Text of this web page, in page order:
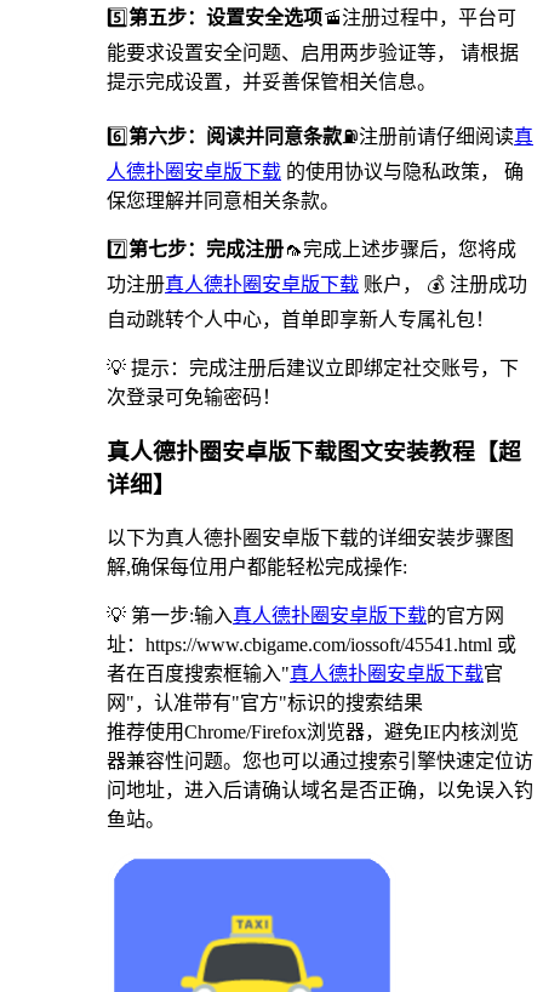
5️⃣第五步：设置安全选项🚡️注册过程中，平台可
能要求设置安全问题、启用两步验证等， 请根据
提示完成设置，并妥善保管相关信息。
6️⃣第六步：阅读并同意条款⛽️注册前请仔细阅读真
人德扑圈安卓版下载 的使用协议与隐私政策， 确
保您理解并同意相关条款。
7️⃣第七步：完成注册🦟完成上述步骤后，您将成
功注册真人德扑圈安卓版下载 账户， 💰 注册成功
自动跳转个人中心，首单即享新人专属礼包！
💡 提示：完成注册后建议立即绑定社交账号，下
次登录可免输密码！
真人德扑圈安卓版下载图文安装教程【超
详细】
以下为真人德扑圈安卓版下载的详细安装步骤图
解,确保每位用户都能轻松完成操作:
💡 第一步:输入真人德扑圈安卓版下载的官方网
址：https://www.cbigame.com/iossoft/45541.html 或
者在百度搜索框输入"真人德扑圈安卓版下载官
网"，认准带有"官方"标识的搜索结果
推荐使用Chrome/Firefox浏览器，避免IE内核浏览
器兼容性问题。您也可以通过搜索引擎快速定位访
问地址，进入后请确认域名是否正确，以免误入钓
鱼站。